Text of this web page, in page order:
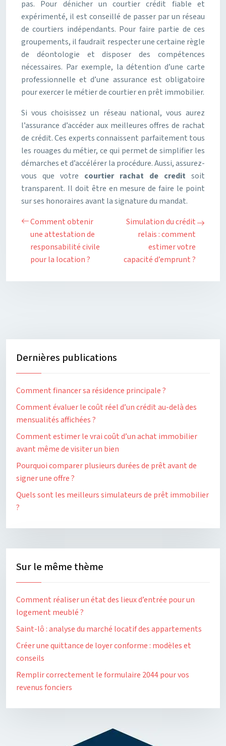
pas. Pour dénicher un courtier crédit fiable et
expérimenté, il est conseillé de passer par un réseau
de courtiers indépendants. Pour faire partie de ces
groupements, il faudrait respecter une certaine règle
de déontologie et disposer des compétences
nécessaires. Par exemple, la détention d’une carte
professionnelle et d’une assurance est obligatoire
pour exercer le métier de courtier en prêt immobilier.
Si vous choisissez un réseau national, vous aurez
l’assurance d’accéder aux meilleures offres de rachat
de crédit. Ces experts connaissent parfaitement tous
les rouages du métier, ce qui permet de simplifier les
démarches et d’accélérer la procédure. Aussi, assurez-
vous que votre courtier rachat de credit soit
transparent. Il doit être en mesure de faire le point
sur ses honoraires avant la signature du mandat.
Comment obtenir
une attestation de
responsabilité civile
pour la location ?
Simulation du crédit
relais : comment
estimer votre
capacité d’emprunt ?
Dernières publications
Comment financer sa résidence principale ?
Comment évaluer le coût réel d’un crédit au-delà des
mensualités affichées ?
Comment estimer le vrai coût d’un achat immobilier
avant même de visiter un bien
Pourquoi comparer plusieurs durées de prêt avant de
signer une offre ?
Quels sont les meilleurs simulateurs de prêt immobilier
?
Sur le même thème
Comment réaliser un état des lieux d’entrée pour un
logement meublé ?
Saint-lô : analyse du marché locatif des appartements
Créer une quittance de loyer conforme : modèles et
conseils
Remplir correctement le formulaire 2044 pour vos
revenus fonciers